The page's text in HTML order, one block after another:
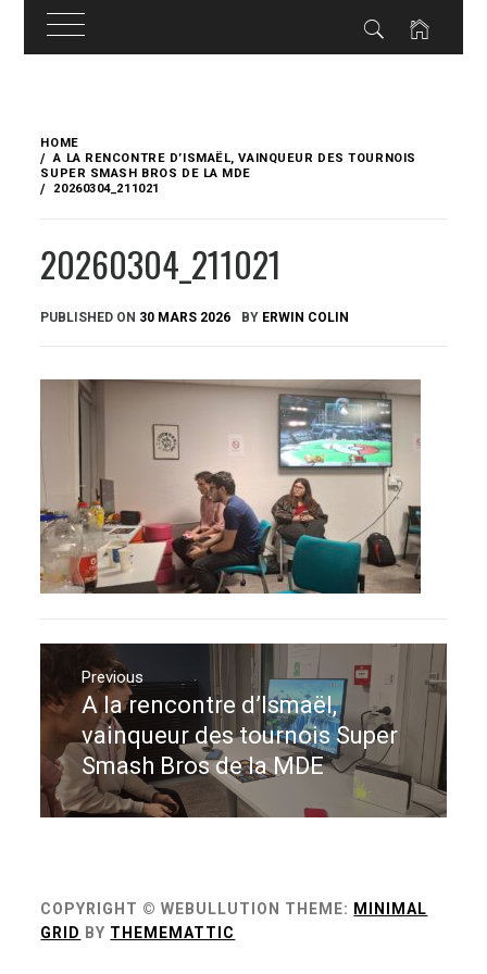
content
HOME
A LA RENCONTRE D’ISMAËL, VAINQUEUR DES TOURNOIS
SUPER SMASH BROS DE LA MDE
20260304_211021
20260304_211021
PUBLISHED ON 30 MARS 2026 BY ERWIN COLIN
Navigation
de
l’article
Previous
Previous
post:
A la rencontre d’Ismaël,
vainqueur des tournois Super
Smash Bros de la MDE
COPYRIGHT © WEBULLUTION THEME: MINIMAL
GRID BY THEMEMATTIC